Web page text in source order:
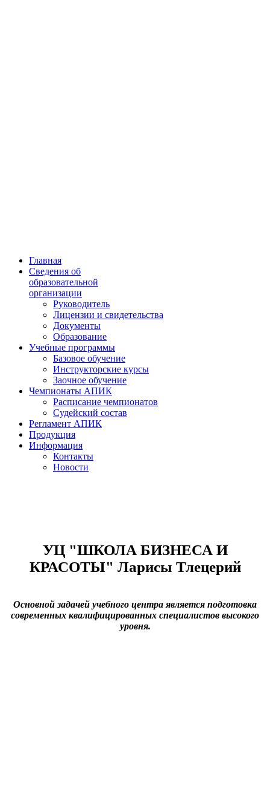
Главная
Сведения об
образовательной
организации
Руководитель
Лицензии и свидетельства
Документы
Образование
Учебные программы
Базовое обучение
Инструкторские курсы
Заочное обучение
Чемпионаты АПИК
Расписание чемпионатов
Судейский состав
Регламент АПИК
Продукция
Информация
Контакты
Новости
УЦ "ШКОЛА БИЗНЕСА И
КРАСОТЫ" Ларисы Тлецерий
Основной задачей учебного центра является подготовка
современных квалифицированных специалистов высокого
уровня.